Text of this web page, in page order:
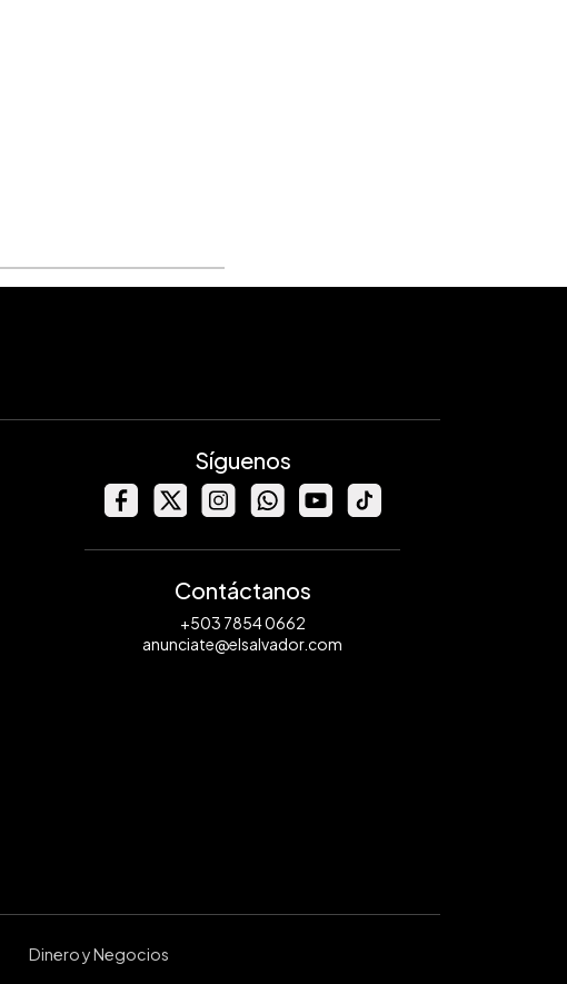
Síguenos
Contáctanos
+503 7854 0662
anunciate@elsalvador.com
Dinero y Negocios